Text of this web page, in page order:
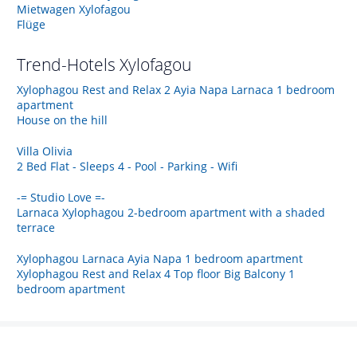
Mietwagen Xylofagou
Flüge
Trend-Hotels Xylofagou
Xylophagou Rest and Relax 2 Ayia Napa Larnaca 1 bedroom
apartment
House on the hill
Villa Olivia
2 Bed Flat - Sleeps 4 - Pool - Parking - Wifi
-= Studio Love =-
Larnaca Xylophagou 2-bedroom apartment with a shaded
terrace
Xylophagou Larnaca Ayia Napa 1 bedroom apartment
Xylophagou Rest and Relax 4 Top floor Big Balcony 1
bedroom apartment